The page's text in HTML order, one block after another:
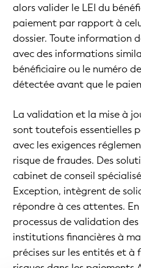
alors valider le LEI du
paiement par rapport à
dossier. Toute information
avec des informations
bénéficiaire ou le numéro
détectée avant que le
La validation et la mise à
sont toutefois essentielles
avec les exigences
risque de fraudes. Des
cabinet de conseil
Exception, intègrent de
répondre à ces attentes.
processus de validation des
institutions financières à
précises sur les entités et